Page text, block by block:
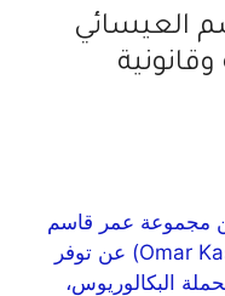
العيسائي
وقانونية
مجموعة عمر قاسم
العيسائي (Omar Kassem Alesayi Group) عن توفر
البكالوريوس،